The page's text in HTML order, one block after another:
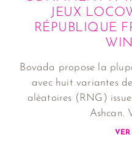
JEUX
RÉPUBLIQUE
Bovada propose la
avec huit variantes
aléatoires (RNG)
Ashcan.